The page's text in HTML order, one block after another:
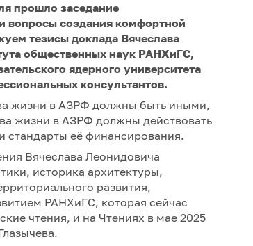
прошло заседание
вопросы создания комфортной
тезисы доклада Вячеслава
общественных наук РАНХиГС,
ядерного университета
консультантов.
жизни в АЗРФ должны быть иными,
жизни в АЗРФ должны действовать
стандарты её финансирования.
Вячеслава Леонидовича
историка архитектуры,
развития,
РАНХиГС, которая сейчас
чтения, и на Чтениях в мае 2025